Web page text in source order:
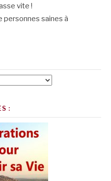
vite !
personnes saines à
: